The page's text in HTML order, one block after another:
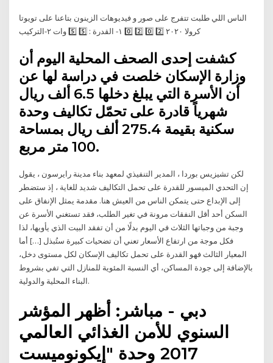
الناس اللي طلبت تتفرج على صور و فيديوهات الزينون بتاعنا على تويوتا
كرولا ٢٠٢٠ 2️⃣ 0️⃣ 2️⃣ 0️⃣ ١- القدرة : 5️⃣ 5️⃣ وات ٢-التركيب
كشفت إحدى الصحف المحلية اليوم أن
وزارة الإسكان خلصت في دراسة لها عن
أن الأسرة التي يبلغ دخلها 6.5 ألف ريال
شهرياً قادرة على تحمّل تكاليف وحدة
سكنية بقيمة 275.4 ألف ريال بمساحة
100 متر مربع.
لكن تشيزيس بوردا ، المدير التنفيذي لمعهد بناء مدينة رايرسون ، يقول
إن التحدي الميسور للقدرة على تحمل التكاليف شديد للغاية ، إذ ستضطر
إلى الإبداع حتى يتمكن الناس من العيش هنا. مقدمة يمثل الإنفاق على
السكن أحد أقل النفقات مرونة في تغير الطلب، فقد تستغني الأسرة عن
وجبة من وجباتها الثلاث في اليوم بدلًا من أن تفقد البيت الذي يأويها، لذا
فكل موجة من ارتفاع الأسعار تعني أن تضحيات كبيرة ستُبذل […] أما
المعيار الثالث فهو القدرة على تحمل تكاليف الإسكان لكل مستوى دخل،
بالإضافة إلى جودة المساكن، أي النسبة المئوية للمنازل التي تفي بشروط
البناء المحلية والدولية.
دبي - مباشر: أظهر المؤشر
السنوي للأمن الغذائي العالمي
2017 وحدة "إيكونوميست